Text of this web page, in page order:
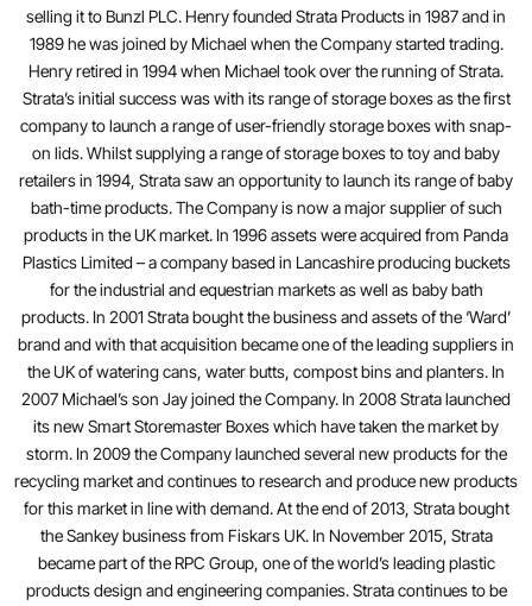
selling it to Bunzl PLC. Henry founded Strata Products in 1987 and in
1989 he was joined by Michael when the Company started trading.
Henry retired in 1994 when Michael took over the running of Strata.
Strata’s initial success was with its range of storage boxes as the first
company to launch a range of user-friendly storage boxes with snap-
on lids. Whilst supplying a range of storage boxes to toy and baby
retailers in 1994, Strata saw an opportunity to launch its range of baby
bath-time products. The Company is now a major supplier of such
products in the UK market. In 1996 assets were acquired from Panda
Plastics Limited – a company based in Lancashire producing buckets
for the industrial and equestrian markets as well as baby bath
products. In 2001 Strata bought the business and assets of the ‘Ward’
brand and with that acquisition became one of the leading suppliers in
the UK of watering cans, water butts, compost bins and planters. In
2007 Michael’s son Jay joined the Company. In 2008 Strata launched
its new Smart Storemaster Boxes which have taken the market by
storm. In 2009 the Company launched several new products for the
recycling market and continues to research and produce new products
for this market in line with demand. At the end of 2013, Strata bought
the Sankey business from Fiskars UK. In November 2015, Strata
became part of the RPC Group, one of the world’s leading plastic
products design and engineering companies. Strata continues to be